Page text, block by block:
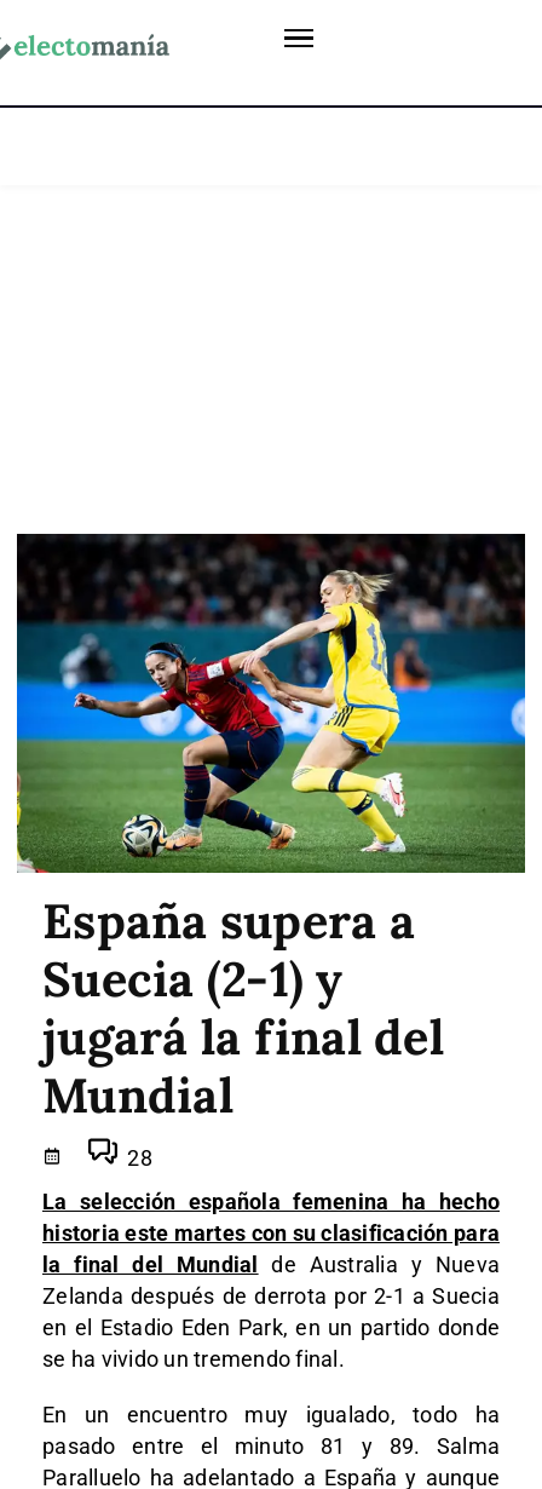
España supera a
Suecia (2-1) y
jugará la final del
Mundial
28
La selección española femenina ha hecho
historia este martes con su clasificación para
la final del Mundial
de Australia y Nueva
Zelanda después de derrota por 2-1 a Suecia
en el Estadio Eden Park, en un partido donde
se ha vivido un tremendo final.
En un encuentro muy igualado, todo ha
pasado entre el minuto 81 y 89. Salma
Paralluelo ha adelantado a España y aunque